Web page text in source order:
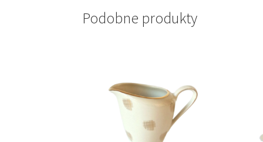
Podobne produkty